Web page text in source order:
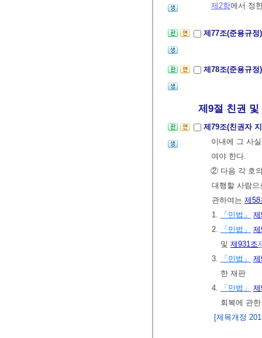
제2항에서 정
제77조(준용규
제78조(준용규
제9절 친권 및
제79조(친권자
이내에 그 사
여야 한다.
② 다음 각 호
대행할 사람
관하여는 제58
1.
「민법」
2.
「민법」
및 제931조
3.
「민법」
한 재판
4.
「민법」
회복에 관
[제목개정